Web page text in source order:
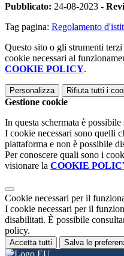
Pubblicato: 24-08-2023 -
Tag pagina: Regolamento
Questo sito o gli strumenti
cookie necessari al
COOKIE POLICY.
Personalizza Rifiuta tutti i
Gestione cookie
In questa schermata è
I cookie necessari sono quelli
piattaforma e non è possibile
Per conoscere quali sono i
visionare la COOKIE
Cookie necessari per il
I cookie necessari per il
disabilitati. È possibile
policy.
Accetta tutti Salva le